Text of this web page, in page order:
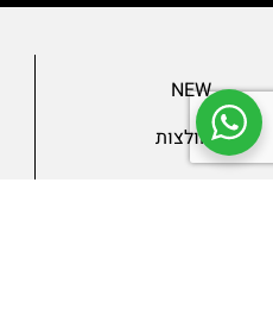
NEW
חולצות